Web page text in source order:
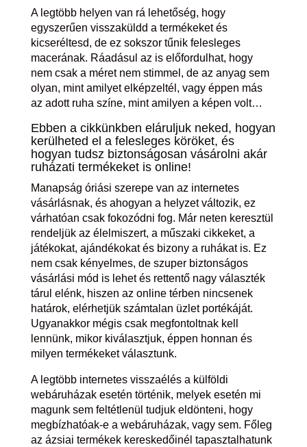
A legtöbb helyen van rá lehetőség, hogy
egyszerűen visszaküldd a termékeket és
kicseréltesd, de ez sokszor tűnik felesleges
macerának. Ráadásul az is előfordulhat, hogy
nem csak a méret nem stimmel, de az anyag sem
olyan, mint amilyet elképzeltél, vagy éppen más
az adott ruha színe, mint amilyen a képen volt…
Ebben a cikkünkben eláruljuk neked, hogyan
kerülheted el a felesleges köröket, és
hogyan tudsz biztonságosan vásárolni akár
ruházati termékeket is online!
Manapság óriási szerepe van az internetes
vásárlásnak, és ahogyan a helyzet változik, ez
várhatóan csak fokozódni fog. Már neten keresztül
rendeljük az élelmiszert, a műszaki cikkeket, a
játékokat, ajándékokat és bizony a ruhákat is. Ez
nem csak kényelmes, de szuper biztonságos
vásárlási mód is lehet és rettentő nagy választék
tárul elénk, hiszen az online térben nincsenek
határok, elérhetjük számtalan üzlet portékáját.
Ugyanakkor mégis csak megfontoltnak kell
lennünk, mikor kiválasztjuk, éppen honnan és
milyen termékeket választunk.
A legtöbb internetes visszaélés a külföldi
webáruházak esetén történik, melyek esetén mi
magunk sem feltétlenül tudjuk eldönteni, hogy
megbízhatóak-e a webáruházak, vagy sem. Főleg
az ázsiai termékek kereskedőinél tapasztalhatunk